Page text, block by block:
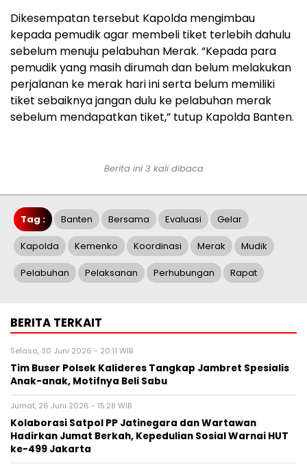
Dikesempatan tersebut Kapolda mengimbau
kepada pemudik agar membeli tiket terlebih dahulu
sebelum menuju pelabuhan Merak. “Kepada para
pemudik yang masih dirumah dan belum melakukan
perjalanan ke merak hari ini serta belum memiliki
tiket sebaiknya jangan dulu ke pelabuhan merak
sebelum mendapatkan tiket,” tutup Kapolda Banten.
Berita ini 3 kali dibaca
Tag : Banten Bersama Evaluasi Gelar
Kapolda Kemenko Koordinasi Merak Mudik
Pelabuhan Pelaksanan Perhubungan Rapat
BERITA TERKAIT
Selasa, 30 Juni 2026 - 20:11 WIB
Tim Buser Polsek Kalideres Tangkap Jambret Spesialis
Anak-anak, Motifnya Beli Sabu
Jumat, 26 Juni 2026 - 15:28 WIB
Kolaborasi Satpol PP Jatinegara dan Wartawan
Hadirkan Jumat Berkah, Kepedulian Sosial Warnai HUT
ke-499 Jakarta